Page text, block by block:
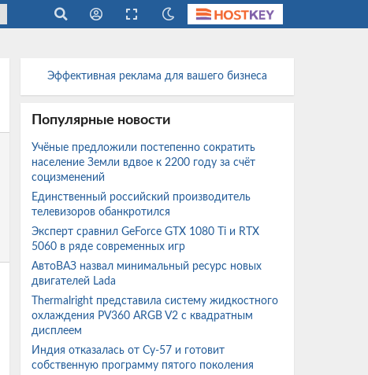
Эффективная реклама для вашего бизнеса
Популярные новости
Учёные предложили постепенно сократить
население Земли вдвое к 2200 году за счёт
социзменений
Единственный российский производитель
телевизоров обанкротился
Эксперт сравнил GeForce GTX 1080 Ti и RTX
5060 в ряде современных игр
АвтоВАЗ назвал минимальный ресурс новых
двигателей Lada
Thermalright представила систему жидкостного
охлаждения PV360 ARGB V2 с квадратным
дисплеем
Индия отказалась от Су-57 и готовит
собственную программу пятого поколения